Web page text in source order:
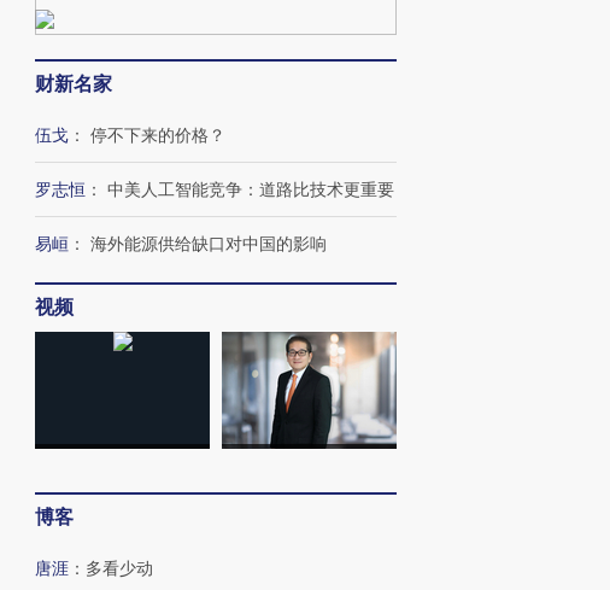
财新名家
伍戈 ： 停不下来的价格？
罗志恒 ： 中美人工智能竞争：道路比技术更重要
易峘 ： 海外能源供给缺口对中国的影响
视频
博客
唐涯 ： 多看少动